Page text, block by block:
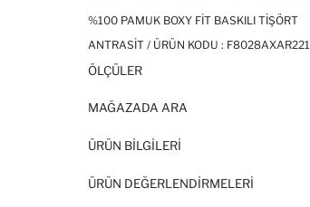
%100 PAMUK BOXY FIT BASKILI TIŞÖRT
ANTRASIT / ÜRÜN KODU : F8028AXAR221
ÖLÇÜLER
MAĞAZADA ARA
ÜRÜN BILGILERI
ÜRÜN DEĞERLENDİRMELERİ